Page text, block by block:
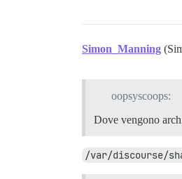
Simon_Manning
oopsyscoops:
Dove vengono
/var/discourse/